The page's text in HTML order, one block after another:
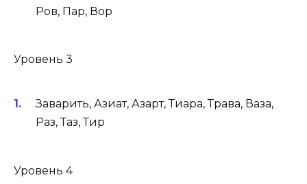
Ров, Пар, Вор
Уровень 3
Заварить, Азиат, Азарт, Тиара, Трава, Ваза,
Раз, Таз, Тир
Уровень 4